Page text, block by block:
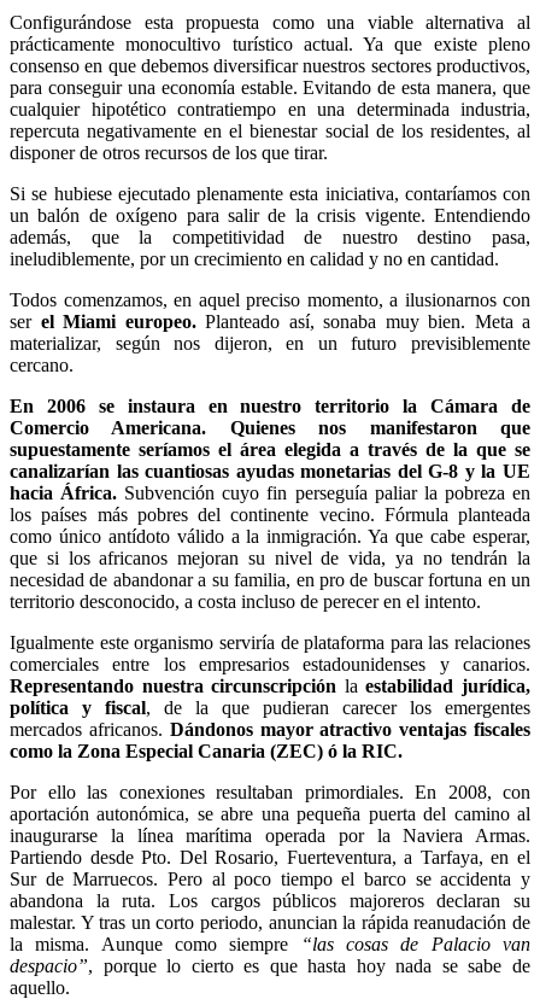
Configurándose esta propuesta como una viable alternativa al
prácticamente monocultivo turístico actual. Ya que existe pleno
consenso en que debemos diversificar nuestros sectores productivos,
para conseguir una economía estable. Evitando de esta manera, que
cualquier hipotético contratiempo en una determinada industria,
repercuta negativamente en el bienestar social de los residentes, al
disponer de otros recursos de los que tirar.
Si se hubiese ejecutado plenamente esta iniciativa, contaríamos con
un balón de oxígeno para salir de la crisis vigente. Entendiendo
además, que la competitividad de nuestro destino pasa,
ineludiblemente, por un crecimiento en calidad y no en cantidad.
Todos comenzamos, en aquel preciso momento, a ilusionarnos con
ser el Miami europeo.Planteado así, sonaba muy bien. Meta a
materializar, según nos dijeron, en un futuro previsiblemente
cercano.
En 2006 se instaura en nuestro territorio la Cámara de
Comercio Americana. Quienes nos manifestaron que
supuestamente seríamos el área elegida a través de la que se
canalizarían las cuantiosas ayudas monetarias del G-8 y la UE
hacia África. Subvención cuyo fin perseguía paliar la pobreza en
los países más pobres del continente vecino. Fórmula planteada
como único antídoto válido a la inmigración. Ya que cabe esperar,
que si los africanos mejoran su nivel de vida, ya no tendrán la
necesidad de abandonar a su familia, en pro de buscar fortuna en un
territorio desconocido, a costa incluso de perecer en el intento.
Igualmente este organismo serviría de plataforma para las relaciones
comerciales entre los empresarios estadounidenses y canarios.
Representando nuestra circunscripción laestabilidad jurídica,
política y fiscal, de la que pudieran carecer los emergentes
mercados africanos. Dándonos mayor atractivo ventajas fiscales
como la Zona Especial Canaria (ZEC) ó la RIC.
Por ello las conexiones resultaban primordiales. En 2008, con
aportación autonómica, se abre una pequeña puerta del camino al
inaugurarse la línea marítima operada por la Naviera Armas.
Partiendo desde Pto. Del Rosario, Fuerteventura, a Tarfaya, en el
Sur de Marruecos. Pero al poco tiempo el barco se accidenta y
abandona la ruta. Los cargos públicos majoreros declaran su
malestar. Y tras un corto periodo, anuncian la rápida reanudación de
la misma. Aunque como siempre
“las cosas de Palacio van
despacio”, porque lo cierto es que hasta hoy nada se sabe de
aquello.